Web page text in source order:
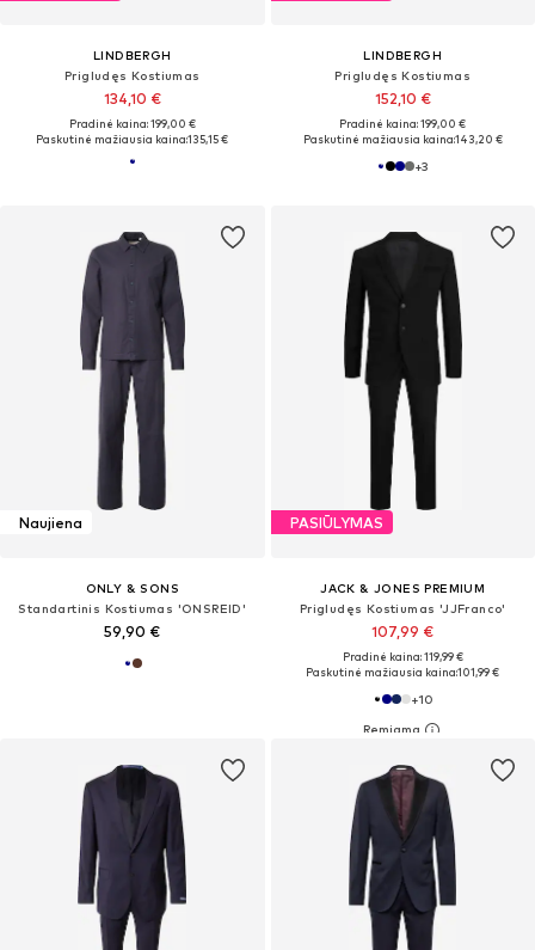
LINDBERGH
Prigludęs Kostiumas
134,10 €
Pradinė kaina: 199,00 €
Paskutinė mažiausia kaina:135,15 €
LINDBERGH
Prigludęs Kostiumas
152,10 €
Pradinė kaina: 199,00 €
Paskutinė mažiausia kaina:143,20 €
+3
Naujiena
ONLY & SONS
Standartinis Kostiumas 'ONSREID'
59,90 €
PASIŪLYMAS
JACK & JONES PREMIUM
Prigludęs Kostiumas 'JJFranco'
107,99 €
Pradinė kaina: 119,99 €
Paskutinė mažiausia kaina:101,99 €
+10